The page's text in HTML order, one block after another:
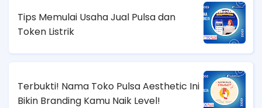
Tips Memulai Usaha Jual Pulsa dan
Token Listrik
Terbukti! Nama Toko Pulsa Aesthetic Ini
Bikin Branding Kamu Naik Level!